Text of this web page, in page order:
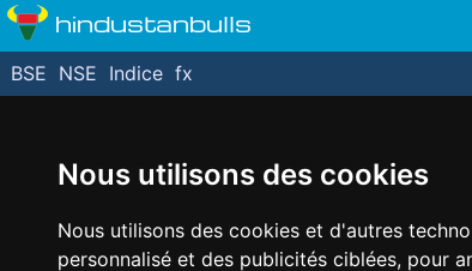
Nous utilisons des cookies
Nous utilisons des cookies et d'autres
personnalisé et des publicités ciblées, pour
hindustanbulls
BSE NSE Indice fx